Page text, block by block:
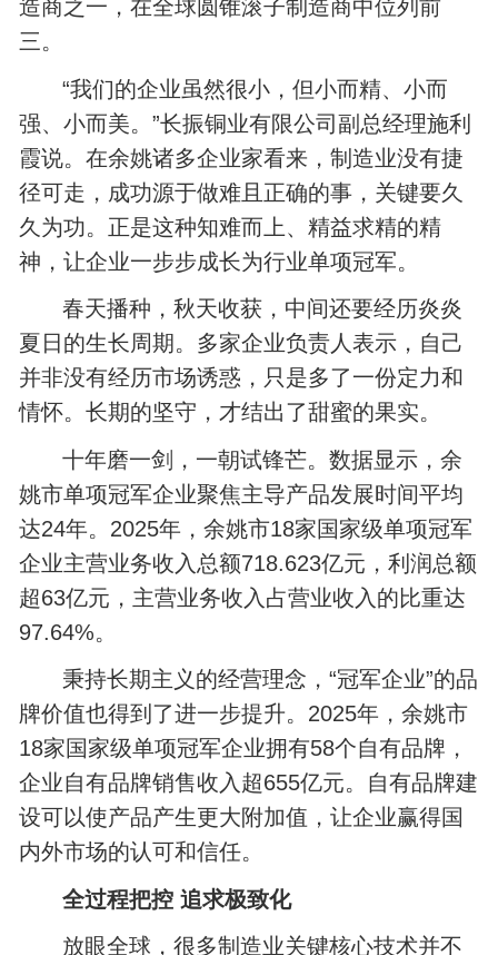
造商之一，在全球圆锥滚子制造商中位列前
三。
“我们的企业虽然很小，但小而精、小而
强、小而美。”长振铜业有限公司副总经理施利
霞说。在余姚诸多企业家看来，制造业没有捷
径可走，成功源于做难且正确的事，关键要久
久为功。正是这种知难而上、精益求精的精
神，让企业一步步成长为行业单项冠军。
春天播种，秋天收获，中间还要经历炎炎
夏日的生长周期。多家企业负责人表示，自己
并非没有经历市场诱惑，只是多了一份定力和
情怀。长期的坚守，才结出了甜蜜的果实。
十年磨一剑，一朝试锋芒。数据显示，余
姚市单项冠军企业聚焦主导产品发展时间平均
达24年。2025年，余姚市18家国家级单项冠军
企业主营业务收入总额718.623亿元，利润总额
超63亿元，主营业务收入占营业收入的比重达
97.64%。
秉持长期主义的经营理念，“冠军企业”的品
牌价值也得到了进一步提升。2025年，余姚市
18家国家级单项冠军企业拥有58个自有品牌，
企业自有品牌销售收入超655亿元。自有品牌建
设可以使产品产生更大附加值，让企业赢得国
内外市场的认可和信任。
全过程把控 追求极致化
放眼全球，很多制造业关键核心技术并不